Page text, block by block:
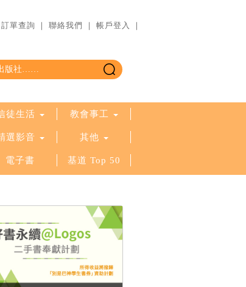
訂單查詢 ｜ 聯絡我們 ｜ 帳戶登入 ｜
徒生活 教會事工
選影音 其他
電子書 基道 Top 50